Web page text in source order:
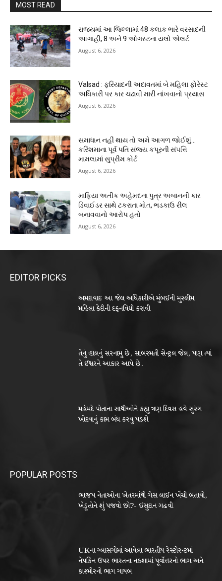
MOST READ
રાજ્યમાં આ જિલ્લામાં 48 કલાક ભારે વરસાદની
આગાહી, 8 અને 9 ઓગસ્ટના યલો એલર્ટ
August 6, 2026
Valsad : ફરિયાદની અદાવતમાં બે મહિલા ફોરેસ્ટ
અધિકારી પર કાર ચઢાવી મારી નાંખવાનો પ્રયાસ
August 6, 2026
સમાધાન નહીં થાય તો અમે આગળ જોઈશું…
કરિશમાના પૂર્વ પતિ સંજય કપૂરની સંપત્તિ
મામલામાં સુપ્રીમ કોર્ટ
August 6, 2026
માફિયા અતીક અહેમદના પુત્ર અબાનની કાર
ડિવાઈડર સાથે ટકરાતા મોત, ભડકાઉ રીલ
બનાવવાનો આરોપ હતો
August 6, 2026
EDITOR PICKS
અમદાવાદઃ આ જેલ અધિકારીએ મુંબઈની મુસ્લીમ
મહિલા કેદીની દફનવિધી કરાવી
તેનું હાલનું સરનામુ છે, સાબરમતી સેન્ટ્રલ જેલ, પણ ત્યાં
તે ઈશ્વરને આકાર આપે છે.
મહંમદે પોતાના સાથીઓને કહ્યુ ત્રણ દિવસ હવે સુરંગ
ખોદવાનું કામ બંધ કરવુ પડશે
POPULAR POSTS
ભાજપ નેતાઓના ખેતરમાંથી ગેસ લાઈન ખેંચી બતાવો,
ખેડૂતોને શું પજવો છો?- ઈસુદાન ગઢવી
UKના ગ્લાસગોમાં આવેલા ભારતીય રેસ્ટોરન્ટમાં
નેપકિન ઉપર ભારતના નકશામાં પૂર્વોત્તરનો ભાગ અને
કાશ્મીરનો ભાગ ગાયબ